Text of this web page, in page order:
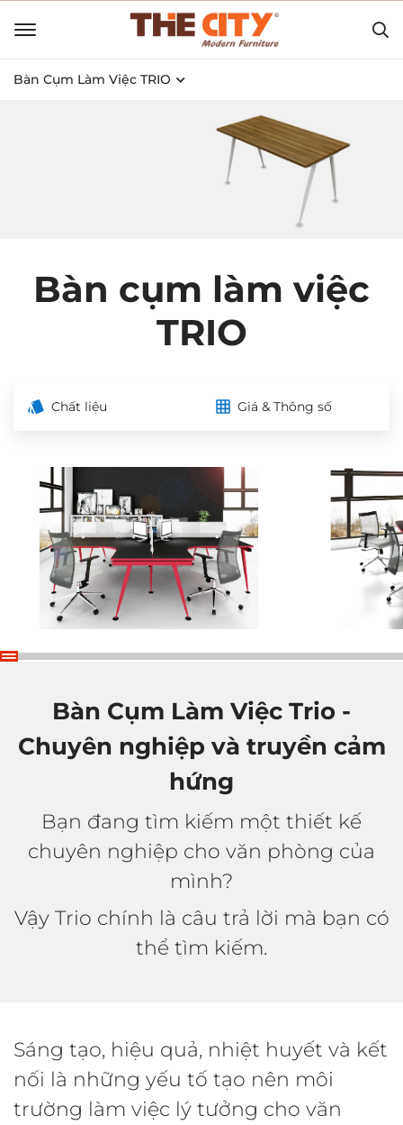
Bàn Cụm Làm Việc TRIO
Bàn cụm làm việc
TRIO
Chất liệu Giá & Thông số
Bàn Cụm Làm Việc Trio -
Chuyên nghiệp và truyền cảm
hứng
Bạn đang tìm kiếm một thiết kế
chuyên nghiệp cho văn phòng của
mình?
Vậy Trio chính là câu trả lời mà bạn có
thể tìm kiếm.
Sáng tạo, hiệu quả, nhiệt huyết và kết
nối là những yếu tố tạo nên môi
trường làm việc lý tưởng cho văn